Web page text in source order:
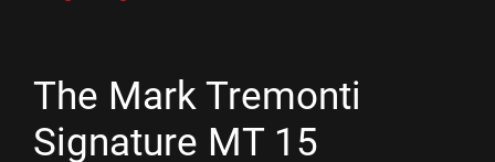
The Mark Tremonti
Signature MT 15